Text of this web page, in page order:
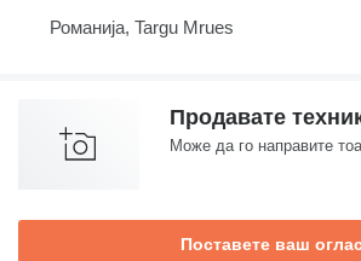
Романија, Targu Mrues
Продавате
Може да го направите
Поставете ваш